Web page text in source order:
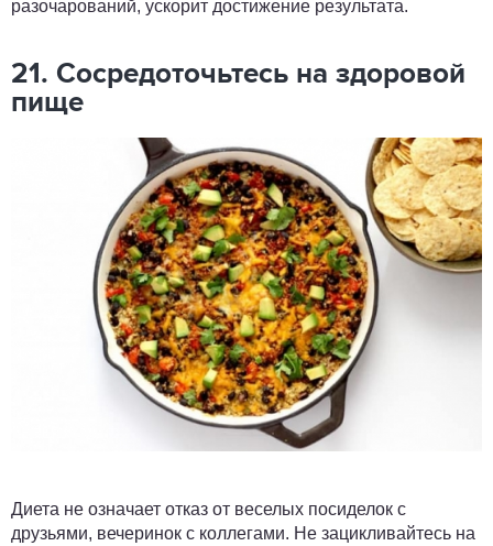
разочарований, ускорит достижение результата.
21. Сосредоточьтесь на здоровой
пище
Диета не означает отказ от веселых посиделок с
друзьями, вечеринок с коллегами. Не зацикливайтесь на